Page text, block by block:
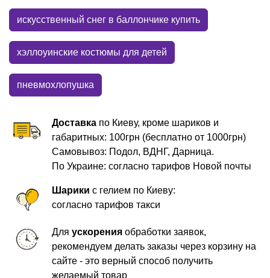
искусственный снег в баллончике купить
хэллоуинские костюмы для детей
пневмохлопушка
Доставка по Киеву, кроме шариков и
габаритных: 100грн (бесплатно от 1000грн)
Самовывоз: Подол, ВДНГ, Дарница.
По Украине: согласно тарифов Новой почты
Шарики с гелием по Киеву:
согласно тарифов такси
Дляускорения обработки заявок,
рекомендуем делать заказы через корзину на
сайте - это верный способ получить
желаемый товар